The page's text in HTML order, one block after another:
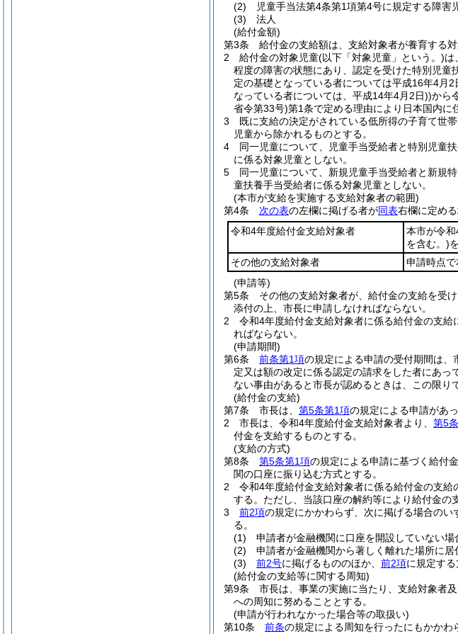
(2)
児童手当法第4条第1項第4号に規定する障害
(3)
法人
(給付金額)
第3条
給付金の支給額は、支給対象者が養育する
2
給付金の対象児童(以下「対象児童」という。)は
程度の障害の状態にあり、認定を受けた特別児
定の基礎となっている者については平成16年4月2
なっている者については、平成14年4月2日))から
省令第33号)第1条で定める理由により日本国内に
3
既に支給の決定がされている低所得の子育て世
児童から除かれるものとする。
4
同一児童について、児童手当受給者と特別児童
に係る対象児童としない。
5
同一児童について、新規児童手当受給者と新規
童扶養手当受給者に係る対象児童としない。
(本市が支給を実施する支給対象者の範囲)
第4条
次の表の左欄に掲げる者が同表右欄に定め
令和4年度給付金支給対象者
本市が令
を含む。)
その他の支給対象者
申請時点
(申請等)
第5条
その他の支給対象者が、給付金の支給を受
添付の上、市長に申請しなければならない。
2
令和4年度給付金支給対象者に係る給付金の支給
ればならない。
(申請期間)
第6条
前条第1項の規定による申請の受付期間は、
定又は額の改定に係る認定の請求をした者にあっ
ない事由があると市長が認めるときは、この限り
(給付金の支給)
第7条
市長は、 第5条第1項の規定による申請があ
2
市長は、令和4年度給付金支給対象者より、 第5
付金を支給するものとする。
(支給の方式)
第8条
第5条第1項の規定による申請に基づく給付
関の口座に振り込む方式とする。
2
令和4年度給付金支給対象者に係る給付金の支
する。 ただし、当該口座の解約等により給付金の
3
前2項の規定にかかわらず、次に掲げる場合の
る。
(1)
申請者が金融機関に口座を開設していない場
(2)
申請者が金融機関から著しく離れた場所に居
(3)
前2号に掲げるもののほか、 前2項に規定す
(給付金の支給等に関する周知)
第9条
市長は、事業の実施に当たり、支給対象者
への周知に努めることとする。
(申請が行われなかった場合等の取扱い)
第10条
前条の規定による周知を行ったにもかかわ